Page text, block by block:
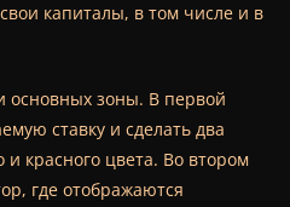
капиталы, в том числе и в
основных зоны. В первой
ставку и сделать два
красного цвета. Во втором
где отображаются